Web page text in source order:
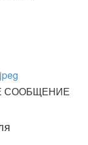
СООБЩЕНИЕ